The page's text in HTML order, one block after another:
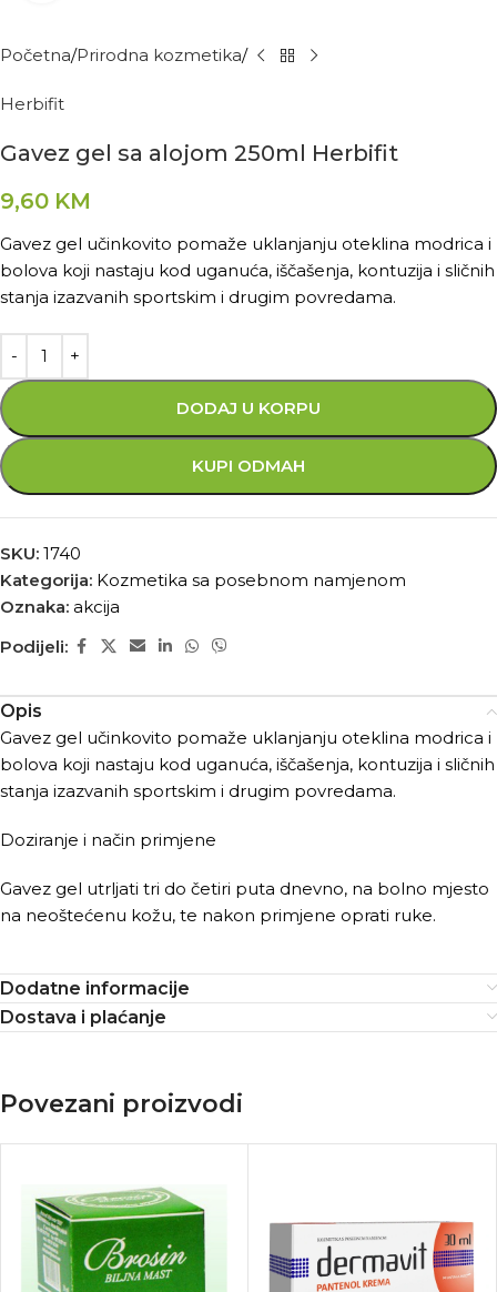
Početna Prirodna kozmetika
Herbifit
Gavez gel sa alojom 250ml Herbifit
9,60 KM
Gavez gel učinkovito pomaže uklanjanju oteklina modrica i
bolova koji nastaju kod uganuća, iščašenja, kontuzija i sličnih
stanja izazvanih sportskim i drugim povredama.
DODAJ U KORPU
KUPI ODMAH
SKU: 1740
Kategorija: Kozmetika sa posebnom namjenom
Oznaka: akcija
Podijeli:
Opis
Gavez gel učinkovito pomaže uklanjanju oteklina modrica i
bolova koji nastaju kod uganuća, iščašenja, kontuzija i sličnih
stanja izazvanih sportskim i drugim povredama.
Doziranje i način primjene
Gavez gel utrljati tri do četiri puta dnevno, na bolno mjesto
na neoštećenu kožu, te nakon primjene oprati ruke.
Dodatne informacije
Dostava i plaćanje
Povezani proizvodi